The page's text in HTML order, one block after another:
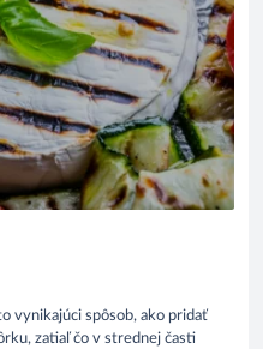
vynikajúci spôsob, ako pridať
zatiaľ čo v strednej časti